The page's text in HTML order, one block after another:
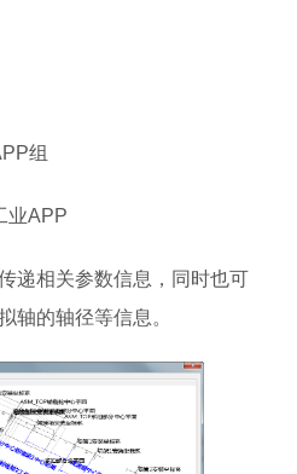
组
业APP
递相关参数信息，同时也可
轴的轴径等信息。